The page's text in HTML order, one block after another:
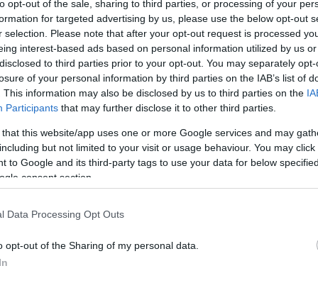
opt-out of the sale, sharing to third parties, or processing of your
for targeted advertising by us, please use the below opt-out
selection. Please note that after your opt-out request is processed
interest-based ads based on personal information utilized by us
to third parties prior to your opt-out. You may separately
of your personal information by third parties on the IAB’s list of
This information may also be disclosed by us to third parties on the
Participants that may further disclose it to other third parties.
that this website/app uses one or more Google services and may
but not limited to your visit or usage behaviour. You may
to Google and its third-party tags to use your data for below
consent section.
Data Processing Opt Outs
opt-out of the Sharing of my personal data.
Αγγλικών σε μόνο 2 ημέρες στα
η πιο Εύκολη Πιστοποίηση
όλες τις σημαντικές ειδήσεις.